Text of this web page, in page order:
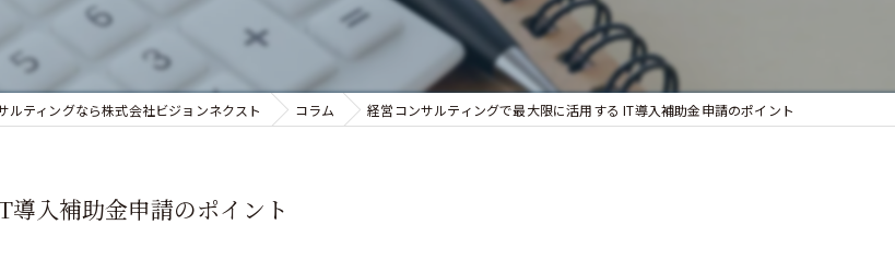
リスケジュール（条件変更）の手続きと進め方｜資金繰り改善のプロが誠実に解説 | ビジョンネクスト
による「税制優遇・金利低減」フル活用支援
ルティングなら株式会社ビジョンネクスト コラム 経営コンサルティングで最大限に活用する IT導入補助金申請のポイント
入補助金申請のポイント